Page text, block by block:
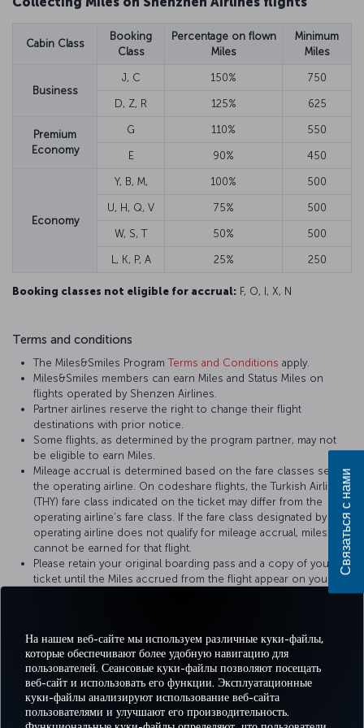
На нашем веб-сайте мы используем различные куки-файлы,
которые обеспечивают более удобную навигацию для
пользователей. Сеансовые куки-файлы позволяют посещать
веб-сайт и использовать его функции. Эксплуатационные
куки-файлы анализируют использование веб-сайта
пользователями и улучшают его производительность.
Cabin Class
Booking
Class
Percentage on flown
Miles
Minimum
Miles
Business
J, C 150% 750
D, Z, R 125% 625
Premium
Economy
G 110% 550
E 90% 450
Economy
Y, B, M, 100% 500
U, H, Q, V 75% 500
W, S, T 50% 500
L, K, P, A 25% 250
Booking classes not eligible for accrual: F, O, I, X, N
Terms and conditions
The Miles&Smiles ProgramTerms and Conditions apply.
Miles&Smiles members can earn Miles and Status Miles on
flights operated by Shenzen Airlines.
Partner airlines reserve the right to change their flight
destinations with prior notice.
Some flights, as determined by the program partner, may not
be eligible to earn Miles.
Mileage accrual is determined based on the fare classes set by
the operating airline. On codeshare flights, the Turkish Airlines
(THY) fare class indicated on the ticket may differ from the
operating airline’s fare class. If the fare class designated by the
operating airline does not qualify for mileage accrual, miles
cannot be earned for that flight.
Please retain your original boarding pass and a copy of your
ticket until the Miles accrued from the flight appear on your
For more details, please visitShenzen Airlines’ official website.
Связаться с нами